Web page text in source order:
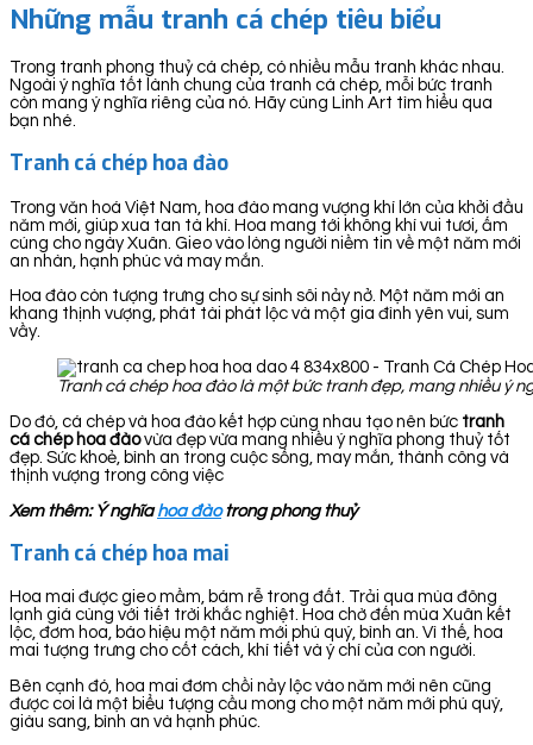
Những mẫu tranh cá chép tiêu biểu
Trong tranh phong thuỷ cá chép, có nhiều mẫu tranh khác nhau.
Ngoài ý nghĩa tốt lành chung của tranh cá chép, mỗi bức tranh
còn mang ý nghĩa riêng của nó. Hãy cùng Linh Art tìm hiểu qua
bạn nhé.
Tranh cá chép hoa đào
Trong văn hoá Việt Nam, hoa đào mang vượng khí lớn của khởi đầu
năm mới, giúp xua tan tà khí. Hoa mang tới không khí vui tươi, ấm
cúng cho ngày Xuân. Gieo vào lòng người niềm tin về một năm mới
an nhàn, hạnh phúc và may mắn.
Hoa đào còn tượng trưng cho sự sinh sôi nảy nở. Một năm mới an
khang thịnh vượng, phát tài phát lộc và một gia đình yên vui, sum
vầy.
Tranh cá chép hoa đào là một bức tranh đẹp, mang nhiều ý
Do đó, cá chép và hoa đào kết hợp cùng nhau tạo nên bức tranh
cá chép hoa đàovừa đẹp vừa mang nhiều ý nghĩa phong thuỷ tốt
đẹp. Sức khoẻ, bình an trong cuộc sống, may mắn, thành công và
thịnh vượng trong công việc
Xem thêm: Ý nghĩahoa đàotrong phong thuỷ
Tranh cá chép hoa mai
Hoa mai được gieo mầm, bám rễ trong đất. Trải qua mùa đông
lạnh giá cùng với tiết trời khắc nghiệt. Hoa chờ đến mùa Xuân kết
lộc, đơm hoa, báo hiệu một năm mới phú quý, bình an. Vì thế, hoa
mai tượng trưng cho cốt cách, khí tiết và ý chí của con người.
Bên cạnh đó, hoa mai đơm chồi nảy lộc vào năm mới nên cũng
được coi là một biểu tượng cầu mong cho một năm mới phú quý,
giàu sang, bình an và hạnh phúc.